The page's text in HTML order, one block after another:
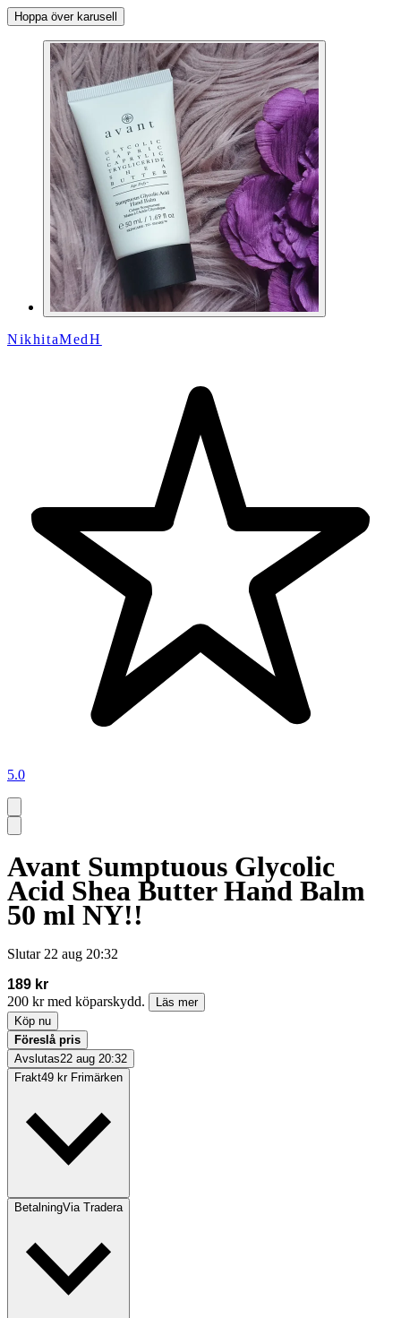
Hoppa över karusell
NikhitaMedH
5.0
Avant Sumptuous Glycolic
Acid Shea Butter Hand Balm
50 ml NY!!
Slutar 22 aug 20:32
189 kr
200 kr med köparskydd.
Läs mer
Köp nu
Föreslå pris
Avslutas22 aug 20:32
Frakt49 kr Frimärken
BetalningVia Tradera